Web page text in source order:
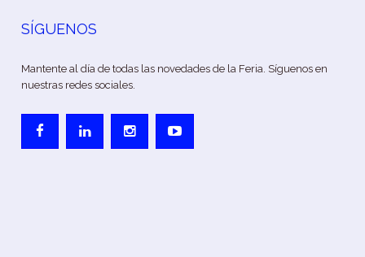
SÍGUENOS
Mantente al día de todas las novedades de la Feria. Síguenos en
nuestras redes sociales.